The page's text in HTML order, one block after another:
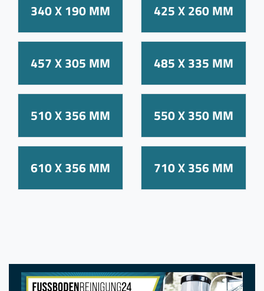
340 X 190 MM 425 X 260 MM
457 X 305 MM 485 X 335 MM
510 X 356 MM 550 X 350 MM
610 X 356 MM 710 X 356 MM